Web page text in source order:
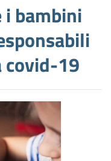
i bambini
covid-19